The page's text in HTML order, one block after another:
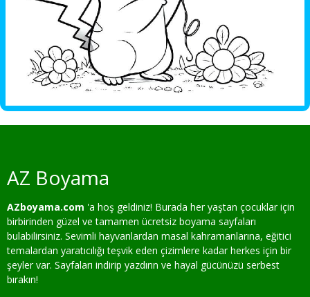
AZ Boyama
AZboyama.com 'a hoş geldiniz! Burada her yaştan çocuklar için
birbirinden güzel ve tamamen ücretsiz boyama sayfaları
bulabilirsiniz. Sevimli hayvanlardan masal kahramanlarına, eğitici
temalardan yaratıcılığı teşvik eden çizimlere kadar herkes için bir
şeyler var. Sayfaları indirip yazdırın ve hayal gücünüzü serbest
bırakın!